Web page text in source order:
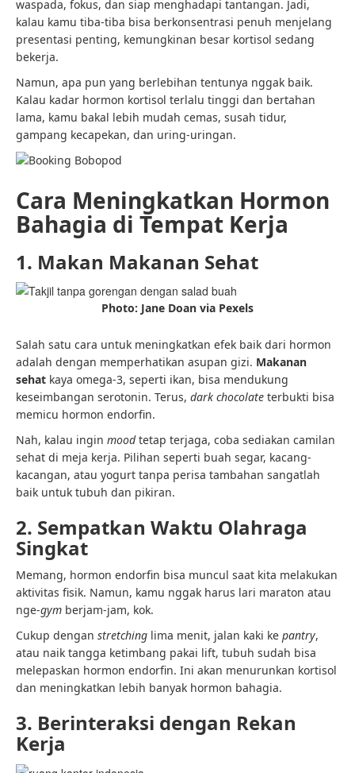
waspada, fokus, dan siap menghadapi tantangan. Jadi,
kalau kamu tiba-tiba bisa berkonsentrasi penuh menjelang
presentasi penting, kemungkinan besar kortisol sedang
bekerja.
Namun, apa pun yang berlebihan tentunya nggak baik.
Kalau kadar hormon kortisol terlalu tinggi dan bertahan
lama, kamu bakal lebih mudah cemas, susah tidur,
gampang kecapekan, dan uring-uringan.
Cara Meningkatkan Hormon
Bahagia di Tempat Kerja
1. Makan Makanan Sehat
Photo: Jane Doan via Pexels
Salah satu cara untuk meningkatkan efek baik dari hormon
adalah dengan memperhatikan asupan gizi. Makanan
sehat kaya omega-3, seperti ikan, bisa mendukung
keseimbangan serotonin. Terus, dark chocolate terbukti bisa
memicu hormon endorfin.
Nah, kalau ingin moodtetap terjaga, coba sediakan camilan
sehat di meja kerja. Pilihan seperti buah segar, kacang-
kacangan, atau yogurt tanpa perisa tambahan sangatlah
baik untuk tubuh dan pikiran.
2. Sempatkan Waktu Olahraga
Singkat
Memang, hormon endorfin bisa muncul saat kita melakukan
aktivitas fisik. Namun, kamu nggak harus lari maraton atau
nge-gym berjam-jam, kok.
Cukup dengan stretching lima menit, jalan kaki ke pantry,
atau naik tangga ketimbang pakai lift, tubuh sudah bisa
melepaskan hormon endorfin. Ini akan menurunkan kortisol
dan meningkatkan lebih banyak hormon bahagia.
3. Berinteraksi dengan Rekan
Kerja